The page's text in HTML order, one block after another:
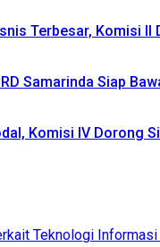
Terbesar, Komisi
Samarinda Siap
Komisi IV Dorong